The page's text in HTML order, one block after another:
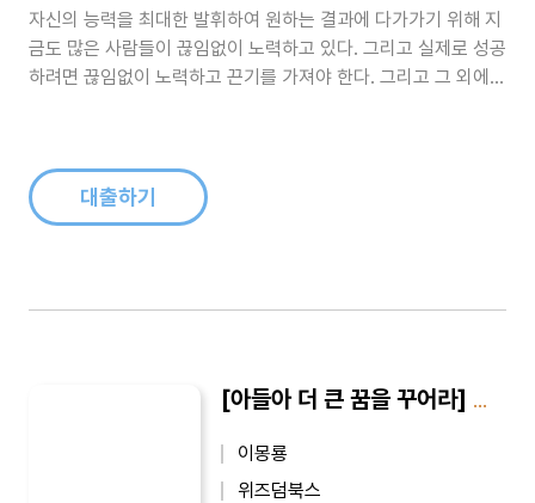
자신의 능력을 최대한 발휘하여 원하는 결과에 다가가기 위해 지
금도 많은 사람들이 끊임없이 노력하고 있다. 그리고 실제로 성공
하려면 끊임없이 노력하고 끈기를 가져야 한다. 그리고 그 외에도
대출하기
[아들아 더 큰 꿈을 꾸어라] 아들아 더 큰 꿈을 꾸어라 3
이몽룡
위즈덤북스